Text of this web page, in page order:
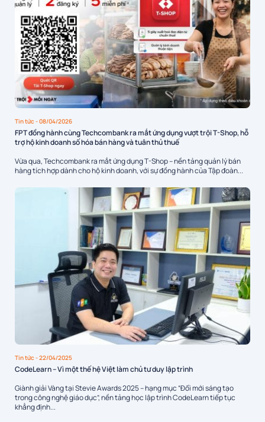
Tin tức- 08/04/2026
FPT đồng hành cùng Techcombank ra mắt ứng dụng vượt trội T-Shop, hỗ
trợ hộ kinh doanh số hóa bán hàng và tuân thủ thuế
Vừa qua, Techcombank ra mắt ứng dụng T-Shop – nền tảng quản lý bán
hàng tích hợp dành cho hộ kinh doanh, với sự đồng hành của Tập đoàn...
Tin tức- 22/04/2025
CodeLearn – Vì một thế hệ Việt làm chủ tư duy lập trình
Giành giải Vàng tại Stevie Awards 2025 – hạng mục “Đổi mới sáng tạo
trong công nghệ giáo dục”, nền tảng học lập trình CodeLearn tiếp tục
khẳng định...